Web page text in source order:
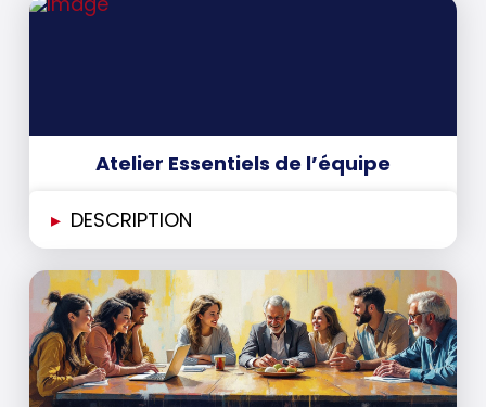
Atelier Essentiels de l’équipe
▸ DESCRIPTION